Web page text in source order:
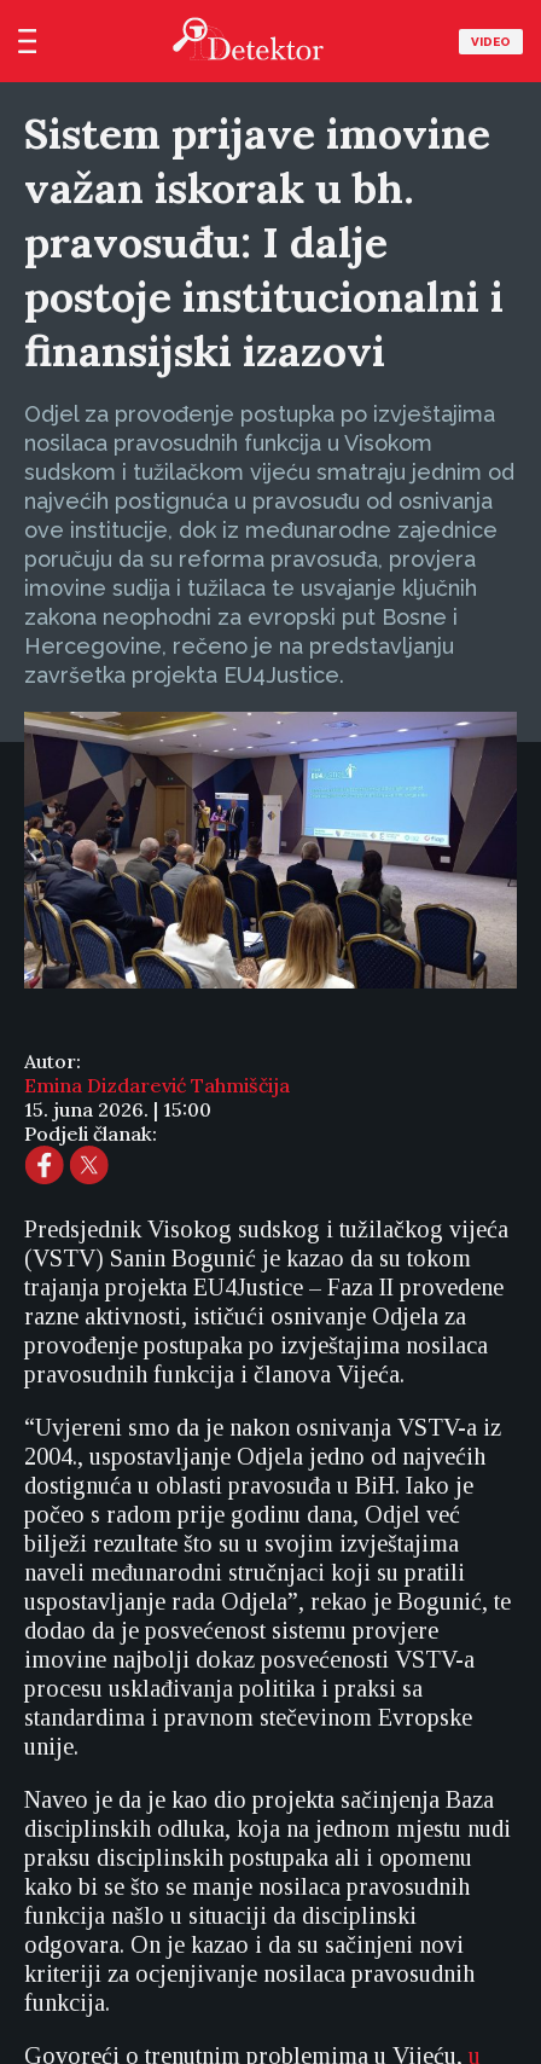
VIDEO
Sistem prijave imovine
važan iskorak u bh.
pravosuđu: I dalje
postoje institucionalni i
finansijski izazovi
Odjel za provođenje postupka po izvještajima
nosilaca pravosudnih funkcija u Visokom
sudskom i tužilačkom vijeću smatraju jednim od
najvećih postignuća u pravosuđu od osnivanja
ove institucije, dok iz međunarodne zajednice
poručuju da su reforma pravosuđa, provjera
imovine sudija i tužilaca te usvajanje ključnih
zakona neophodni za evropski put Bosne i
Hercegovine, rečeno je na predstavljanju
završetka projekta EU4Justice.
Autor:
Emina Dizdarević Tahmiščija
15. juna 2026. | 15:00
Podjeli članak:
Predsjednik Visokog sudskog i tužilačkog vijeća
(VSTV) Sanin Bogunić je kazao da su tokom
trajanja projekta EU4Justice – Faza II provedene
razne aktivnosti, ističući osnivanje Odjela za
provođenje postupaka po izvještajima nosilaca
pravosudnih funkcija i članova Vijeća.
“Uvjereni smo da je nakon osnivanja VSTV-a iz
2004., uspostavljanje Odjela jedno od najvećih
dostignuća u oblasti pravosuđa u BiH. Iako je
počeo s radom prije godinu dana, Odjel već
bilježi rezultate što su u svojim izvještajima
naveli međunarodni stručnjaci koji su pratili
uspostavljanje rada Odjela”, rekao je Bogunić, te
dodao da je posvećenost sistemu provjere
imovine najbolji dokaz posvećenosti VSTV-a
procesu usklađivanja politika i praksi sa
standardima i pravnom stečevinom Evropske
unije.
Naveo je da je kao dio projekta sačinjenja Baza
disciplinskih odluka, koja na jednom mjestu nudi
praksu disciplinskih postupaka ali i opomenu
kako bi se što se manje nosilaca pravosudnih
funkcija našlo u situaciji da disciplinski
odgovara. On je kazao i da su sačinjeni novi
kriteriji za ocjenjivanje nosilaca pravosudnih
funkcija.
Govoreći o trenutnim problemima u Vijeću, u